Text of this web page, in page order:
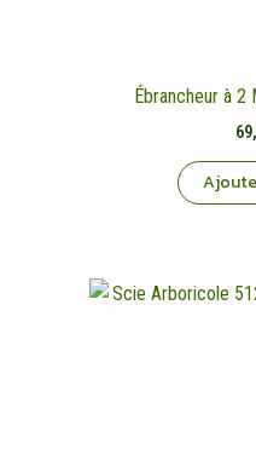
Ébrancheur à 2